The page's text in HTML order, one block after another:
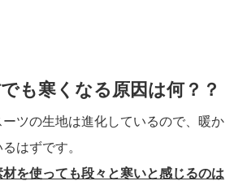
も寒くなる原因は何？？
ツの生地は進化しているので、暖か
はずです。
材を使っても段々と寒いと感じるのは